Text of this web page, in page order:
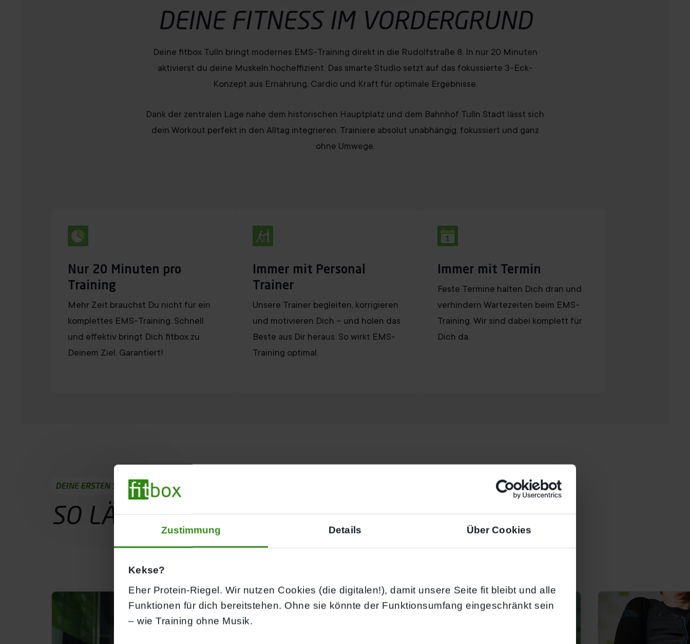
Zustimmung Details Über Cookies
Kekse?
Eher Protein-Riegel. Wir nutzen Cookies (die digitalen!), damit unsere Seite fit bleibt und alle
Funktionen für dich bereitstehen. Ohne sie könnte der Funktionsumfang eingeschränkt sein
– wie Training ohne Musik.
DEINE FITNESSIM VORDERGRUND
Deine fitbox Tulln bringt modernes EMS-Training direkt in die Rudolfstraße 8. In nur 20 Minuten
aktivierst du deine Muskeln hocheffizient. Das smarte Studio setzt auf das fokussierte 3-Eck-
Konzept aus Ernährung, Cardio und Kraft für optimale Ergebnisse.
Dank der zentralen Lage nahe dem historischen Hauptplatz und dem Bahnhof Tulln Stadt lässt sich
dein Workout perfekt in den Alltag integrieren. Trainiere absolut unabhängig, fokussiert und ganz
ohne Umwege.
Nur 20 Minuten pro
Training
Mehr Zeit brauchst Du nicht für ein
komplettes EMS-Training. Schnell
und effektiv bringt Dich fitbox zu
Deinem Ziel. Garantiert!
Immer mit Personal
Trainer
Unsere Trainer begleiten, korrigieren
und motivieren Dich – und holen das
Beste aus Dir heraus. So wirkt EMS-
Training optimal.
Immer mit Termin
Feste Termine halten Dich dran und
verhindern Wartezeiten beim EMS-
Training. Wir sind dabei komplett für
Dich da.
DEINE ERSTEN SCHRITTE
SO LÄUFT DEIN PROBETRAINING AB